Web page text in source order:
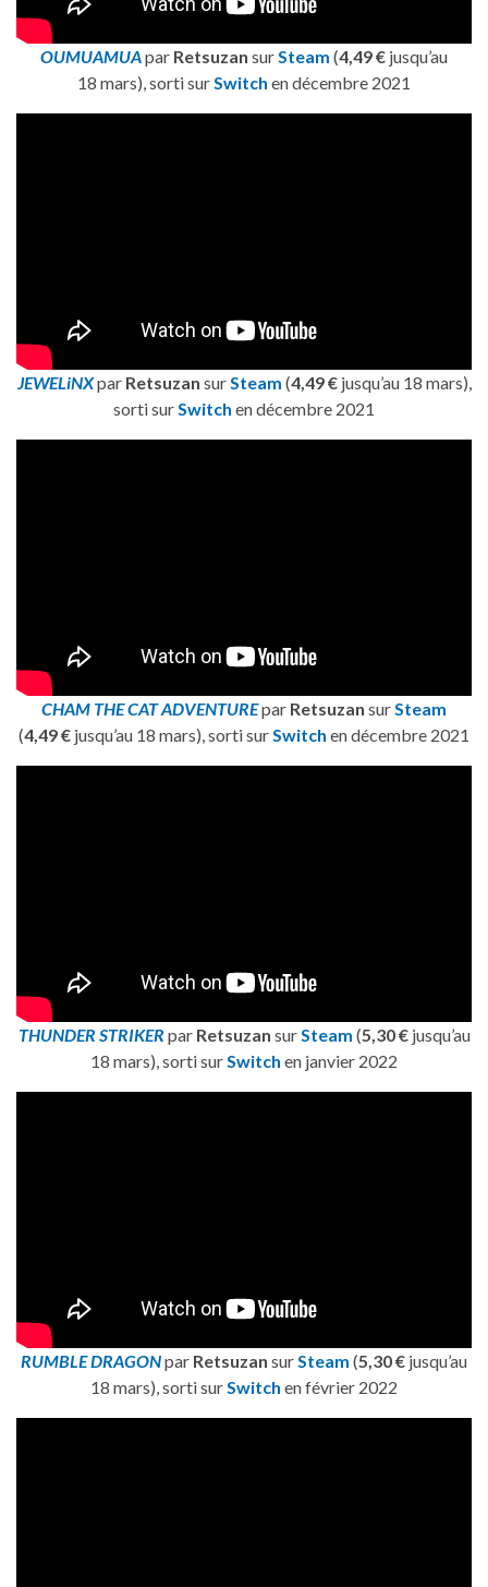
OUMUAMUApar Retsuzan surSteam (4,49 € jusqu’au
18 mars), sorti surSwitch en décembre 2021
JEWELiNXpar Retsuzan surSteam (4,49 €jusqu’au 18 mars),
sorti surSwitch en décembre 2021
CHAM THE CAT ADVENTUREpar Retsuzan surSteam
(4,49 € jusqu’au 18 mars), sorti surSwitch en décembre 2021
THUNDER STRIKER par Retsuzan surSteam (5,30 €jusqu’au
18 mars), sorti surSwitch en janvier 2022
RUMBLE DRAGONpar Retsuzan surSteam (5,30 € jusqu’au
18 mars), sorti surSwitch en février 2022